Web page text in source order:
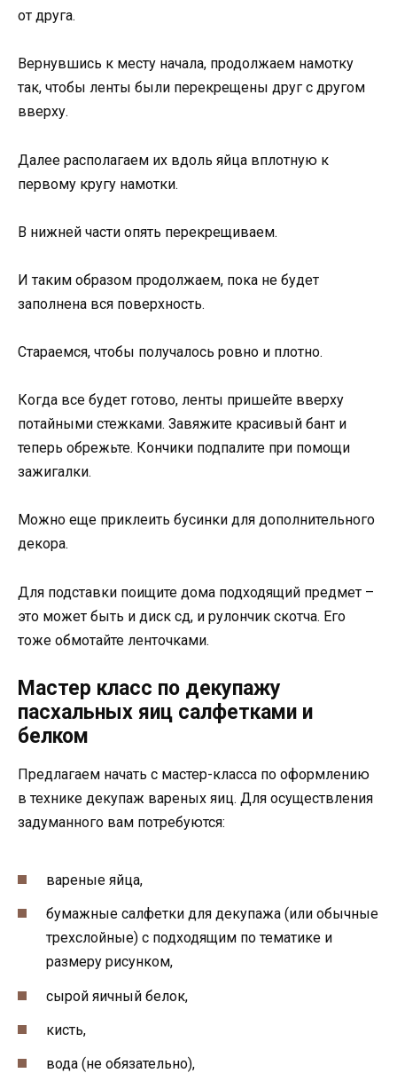
от друга.
Вернувшись к месту начала, продолжаем намотку
так, чтобы ленты были перекрещены друг с другом
вверху.
Далее располагаем их вдоль яйца вплотную к
первому кругу намотки.
В нижней части опять перекрещиваем.
И таким образом продолжаем, пока не будет
заполнена вся поверхность.
Стараемся, чтобы получалось ровно и плотно.
Когда все будет готово, ленты пришейте вверху
потайными стежками. Завяжите красивый бант и
теперь обрежьте. Кончики подпалите при помощи
зажигалки.
Можно еще приклеить бусинки для дополнительного
декора.
Для подставки поищите дома подходящий предмет –
это может быть и диск сд, и рулончик скотча. Его
тоже обмотайте ленточками.
Мастер класс по декупажу
пасхальных яиц салфетками и
белком
Предлагаем начать с мастер-класса по оформлению
в технике декупаж вареных яиц. Для осуществления
задуманного вам потребуются:
вареные яйца,
бумажные салфетки для декупажа (или обычные
трехслойные) с подходящим по тематике и
размеру рисунком,
сырой яичный белок,
кисть,
вода (не обязательно),